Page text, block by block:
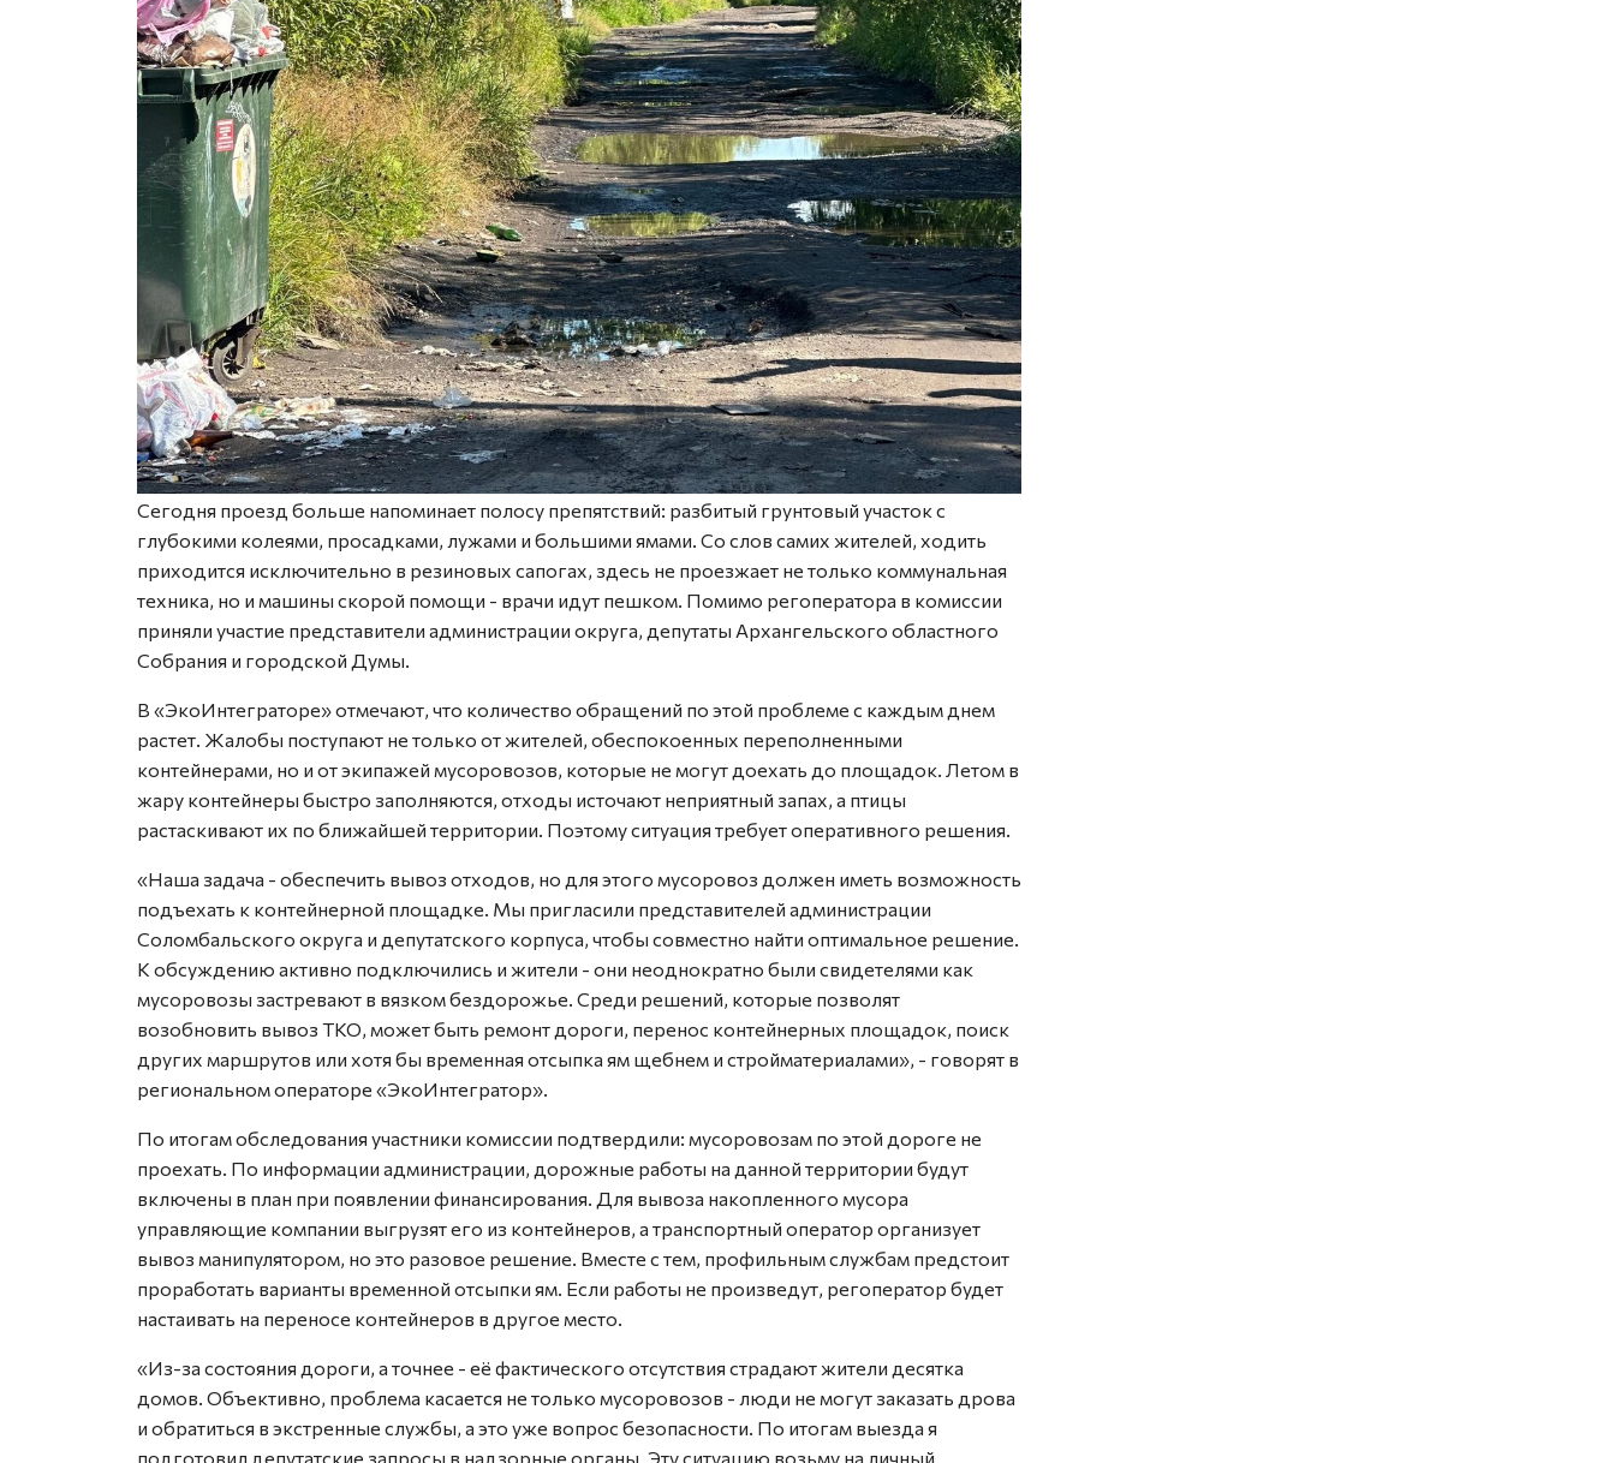
Сегодня проезд больше напоминает полосу препятствий: разбитый грунтовый участок с
глубокими колеями, просадками, лужами и большими ямами. Со слов самих жителей, ходить
приходится исключительно в резиновых сапогах, здесь не проезжает не только коммунальная
техника, но и машины скорой помощи - врачи идут пешком. Помимо регоператора в комиссии
приняли участие представители администрации округа, депутаты Архангельского областного
Собрания и городской Думы.
В «ЭкоИнтеграторе» отмечают, что количество обращений по этой проблеме с каждым днем
растет. Жалобы поступают не только от жителей, обеспокоенных переполненными
контейнерами, но и от экипажей мусоровозов, которые не могут доехать до площадок. Летом в
жару контейнеры быстро заполняются, отходы источают неприятный запах, а птицы
растаскивают их по ближайшей территории. Поэтому ситуация требует оперативного решения.
«Наша задача - обеспечить вывоз отходов, но для этого мусоровоз должен иметь возможность
подъехать к контейнерной площадке. Мы пригласили представителей администрации
Соломбальского округа и депутатского корпуса, чтобы совместно найти оптимальное решение.
К обсуждению активно подключились и жители - они неоднократно были свидетелями как
мусоровозы застревают в вязком бездорожье. Среди решений, которые позволят
возобновить вывоз ТКО, может быть ремонт дороги, перенос контейнерных площадок, поиск
других маршрутов или хотя бы временная отсыпка ям щебнем и стройматериалами», - говорят в
региональном операторе «ЭкоИнтегратор».
По итогам обследования участники комиссии подтвердили: мусоровозам по этой дороге не
проехать. По информации администрации, дорожные работы на данной территории будут
включены в план при появлении финансирования. Для вывоза накопленного мусора
управляющие компании выгрузят его из контейнеров, а транспортный оператор организует
вывоз манипулятором, но это разовое решение. Вместе с тем, профильным службам предстоит
проработать варианты временной отсыпки ям. Если работы не произведут, регоператор будет
настаивать на переносе контейнеров в другое место.
«Из-за состояния дороги, а точнее - её фактического отсутствия страдают жители десятка
домов. Объективно, проблема касается не только мусоровозов - люди не могут заказать дрова
и обратиться в экстренные службы, а это уже вопрос безопасности. По итогам выезда я
подготовил депутатские запросы в надзорные органы. Эту ситуацию возьму на личный